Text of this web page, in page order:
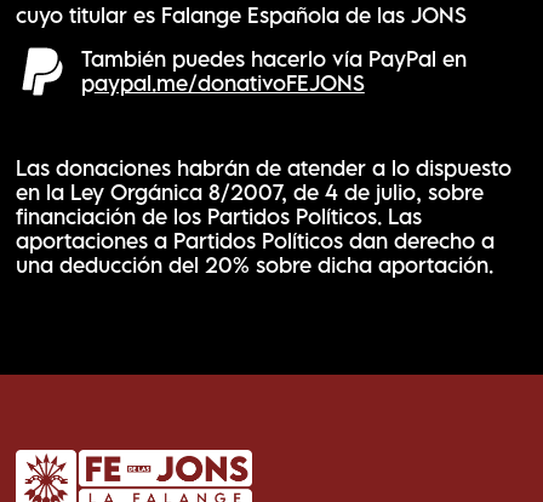
cuyo titular es Falange Española de las JONS
También puedes hacerlo vía PayPal en
paypal.me/donativoFEJONS
Las donaciones habrán de atender a lo dispuesto
en la Ley Orgánica 8/2007, de 4 de julio, sobre
financiación de los Partidos Políticos. Las
aportaciones a Partidos Políticos dan derecho a
una deducción del 20% sobre dicha aportación.